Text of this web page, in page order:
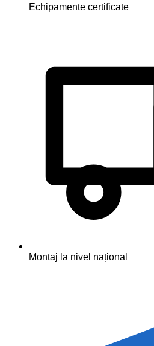
Echipamente certificate
Montaj la nivel național